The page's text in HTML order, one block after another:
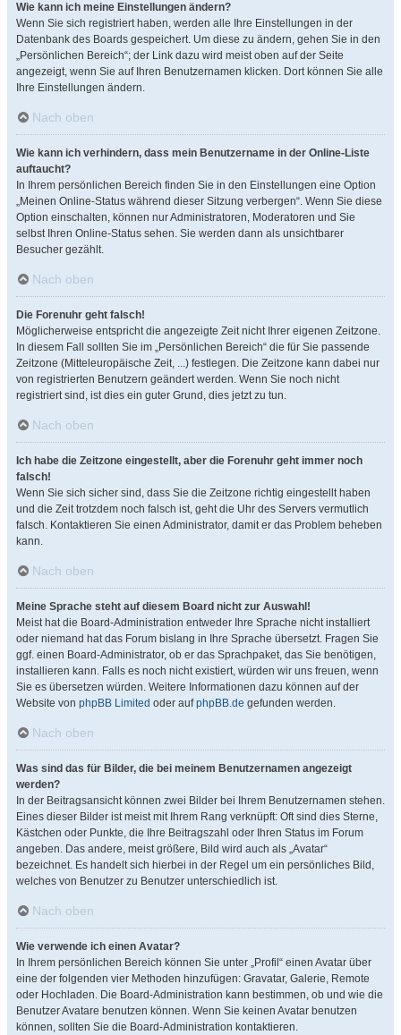
Wie kann ich meine Einstellungen ändern?
Wenn Sie sich registriert haben, werden alle Ihre Einstellungen in der
Datenbank des Boards gespeichert. Um diese zu ändern, gehen Sie in den
„Persönlichen Bereich“; der Link dazu wird meist oben auf der Seite
angezeigt, wenn Sie auf Ihren Benutzernamen klicken. Dort können Sie alle
Ihre Einstellungen ändern.
Nach oben
Wie kann ich verhindern, dass mein Benutzername in der Online-Liste
auftaucht?
In Ihrem persönlichen Bereich finden Sie in den Einstellungen eine Option
„Meinen Online-Status während dieser Sitzung verbergen“. Wenn Sie diese
Option einschalten, können nur Administratoren, Moderatoren und Sie
selbst Ihren Online-Status sehen. Sie werden dann als unsichtbarer
Besucher gezählt.
Nach oben
Die Forenuhr geht falsch!
Möglicherweise entspricht die angezeigte Zeit nicht Ihrer eigenen Zeitzone.
In diesem Fall sollten Sie im „Persönlichen Bereich“ die für Sie passende
Zeitzone (Mitteleuropäische Zeit, ...) festlegen. Die Zeitzone kann dabei nur
von registrierten Benutzern geändert werden. Wenn Sie noch nicht
registriert sind, ist dies ein guter Grund, dies jetzt zu tun.
Nach oben
Ich habe die Zeitzone eingestellt, aber die Forenuhr geht immer noch
falsch!
Wenn Sie sich sicher sind, dass Sie die Zeitzone richtig eingestellt haben
und die Zeit trotzdem noch falsch ist, geht die Uhr des Servers vermutlich
falsch. Kontaktieren Sie einen Administrator, damit er das Problem beheben
kann.
Nach oben
Meine Sprache steht auf diesem Board nicht zur Auswahl!
Meist hat die Board-Administration entweder Ihre Sprache nicht installiert
oder niemand hat das Forum bislang in Ihre Sprache übersetzt. Fragen Sie
ggf. einen Board-Administrator, ob er das Sprachpaket, das Sie benötigen,
installieren kann. Falls es noch nicht existiert, würden wir uns freuen, wenn
Sie es übersetzen würden. Weitere Informationen dazu können auf der
Website von phpBB Limited oder aufphpBB.de gefunden werden.
Nach oben
Was sind das für Bilder, die bei meinem Benutzernamen angezeigt
werden?
In der Beitragsansicht können zwei Bilder bei Ihrem Benutzernamen stehen.
Eines dieser Bilder ist meist mit Ihrem Rang verknüpft: Oft sind dies Sterne,
Kästchen oder Punkte, die Ihre Beitragszahl oder Ihren Status im Forum
angeben. Das andere, meist größere, Bild wird auch als „Avatar“
bezeichnet. Es handelt sich hierbei in der Regel um ein persönliches Bild,
welches von Benutzer zu Benutzer unterschiedlich ist.
Nach oben
Wie verwende ich einen Avatar?
In Ihrem persönlichen Bereich können Sie unter „Profil“ einen Avatar über
eine der folgenden vier Methoden hinzufügen: Gravatar, Galerie, Remote
oder Hochladen. Die Board-Administration kann bestimmen, ob und wie die
Benutzer Avatare benutzen können. Wenn Sie keinen Avatar benutzen
können, sollten Sie die Board-Administration kontaktieren.